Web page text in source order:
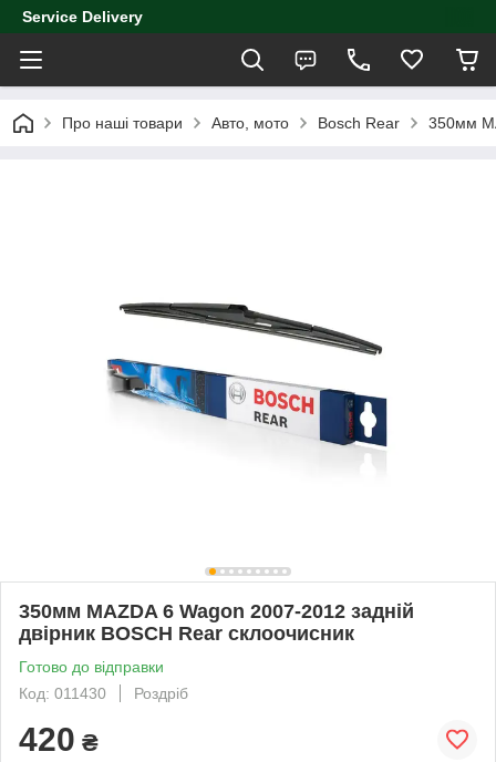
Service Delivery
Про наші товари Авто, мото Bosch Rear 350мм
350мм MAZDA 6 Wagon 2007-2012 задній
двірник BOSCH Rear склоочисник
Готово до відправки
Код: 011430
Роздріб
420 ₴